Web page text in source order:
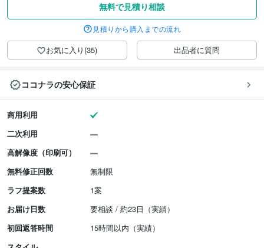
無料で見積り相談
見積りから購入までの流れ
お気に入り(35) 出品者に質問
ココナラの安心保証
商用利用
二次利用
高解像度（印刷可）
無料修正回数
無制限
ラフ提案数
1案
お届け日数
要相談 / 約23日（実績）
初回返答時間
15時間以内（実績）